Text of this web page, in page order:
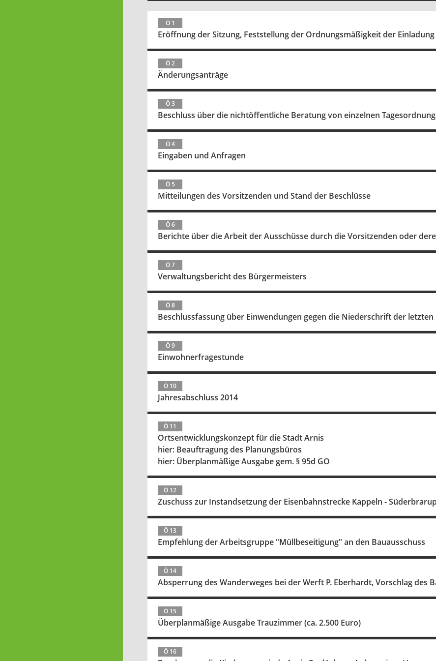
Ö 1
Eröffnung der Sitzung, Feststellung der Ordnungsmäßigkeit der
Ö 2
Änderungsanträge
Ö 3
Beschluss über die nichtöffentliche Beratung von einzelnen
Ö 4
Eingaben und Anfragen
Ö 5
Mitteilungen des Vorsitzenden und Stand der Beschlüsse
Ö 6
Berichte über die Arbeit der Ausschüsse durch die Vorsitzenden oder
Ö 7
Verwaltungsbericht des Bürgermeisters
Ö 8
Beschlussfassung über Einwendungen gegen die Niederschrift der letzten
Ö 9
Einwohnerfragestunde
Ö 10
Jahresabschluss 2014
Ö 11
Ortsentwicklungskonzept für die Stadt Arnis
hier: Beauftragung des Planungsbüros
hier: Überplanmäßige Ausgabe gem. § 95d GO
Ö 12
Zuschuss zur Instandsetzung der Eisenbahnstrecke Kappeln -
Ö 13
Empfehlung der Arbeitsgruppe "Müllbeseitigung" an den Bauausschuss
Ö 14
Absperrung des Wanderweges bei der Werft P. Eberhardt, Vorschlag des
Ö 15
Überplanmäßige Ausgabe Trauzimmer (ca. 2.500 Euro)
Ö 16